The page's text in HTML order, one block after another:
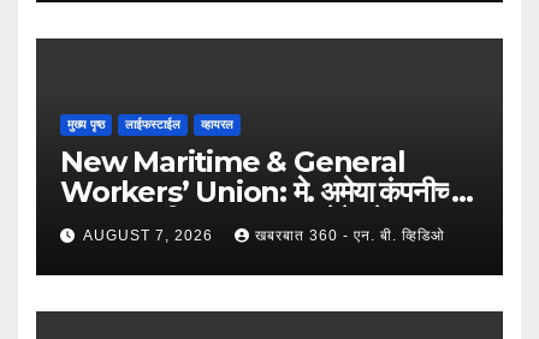
मुख्य पृष्ठ लाईफस्टाईल व्हायरल
New Maritime & General
Workers’ Union: मे. अमेया कंपनीच्या
कामगारांना दिलासा; कामगार नेते महेंद्र घरत
यांच्या नेतृत्वात ७,२०० रुपयांची ऐतिहासिक
पगारवाढ !
AUGUST 7, 2026 खबरबात 360 - एन. बी. व्हिडिओ